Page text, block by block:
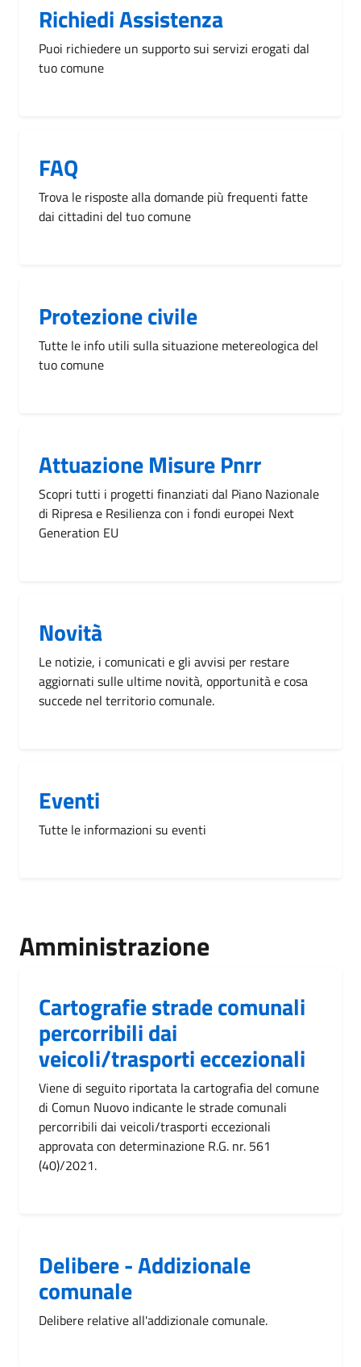
Richiedi Assistenza
Puoi richiedere un supporto sui servizi erogati dal
tuo comune
FAQ
Trova le risposte alla domande più frequenti fatte
dai cittadini del tuo comune
Protezione civile
Tutte le info utili sulla situazione metereologica del
tuo comune
Attuazione Misure Pnrr
Scopri tutti i progetti finanziati dal Piano Nazionale
di Ripresa e Resilienza con i fondi europei Next
Generation EU
Novità
Le notizie, i comunicati e gli avvisi per restare
aggiornati sulle ultime novità, opportunità e cosa
succede nel territorio comunale.
Eventi
Tutte le informazioni su eventi
Amministrazione
Cartografie strade comunali
percorribili dai
veicoli/trasporti eccezionali
Viene di seguito riportata la cartografia del comune
di Comun Nuovo indicante le strade comunali
percorribili dai veicoli/trasporti eccezionali
approvata con determinazione R.G. nr. 561
(40)/2021.
Delibere - Addizionale
comunale
Delibere relative all'addizionale comunale.